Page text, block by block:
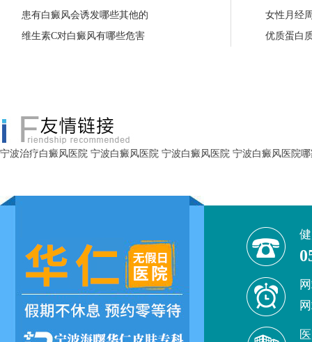
患有白癜风会诱发哪些其他的
维生素C对白癜风有哪些危害
女性月经
优质蛋白
宁波治疗白癜风医院 宁波白癜风医院 宁波白癜风医院 宁波白癜风医院